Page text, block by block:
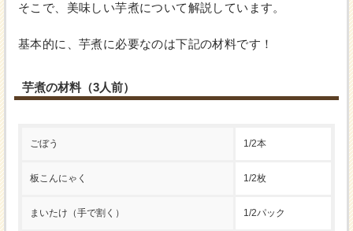
そこで、美味しい芋煮について解説しています。
基本的に、芋煮に必要なのは下記の材料です！
芋煮の材料（3人前）
ごぼう 1/2本
板こんにゃく 1/2枚
まいたけ（手で割く） 1/2パック